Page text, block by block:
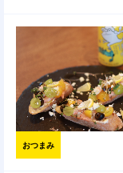
おつまみ